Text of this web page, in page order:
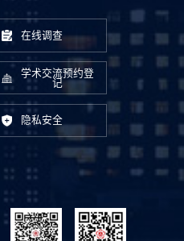
在线调查
学术交流预约登
记
隐私安全